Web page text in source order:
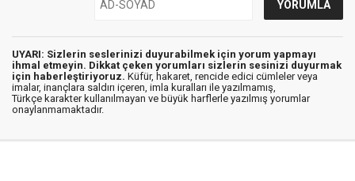
UYARI: Sizlerin seslerinizi duyurabilmek için yorum yapmayı
ihmal etmeyin. Dikkat çeken yorumları sizlerin sesinizi duyurmak
için haberleştiriyoruz. Küfür, hakaret, rencide edici cümleler veya
imalar, inançlara saldırı içeren, imla kuralları ile yazılmamış,
Türkçe karakter kullanılmayan ve büyük harflerle yazılmış yorumlar
onaylanmamaktadır.